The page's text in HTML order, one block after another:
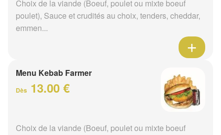
Choix de la viande (Boeuf, poulet ou mixte boeuf
poulet), Sauce et crudités au choix, tenders, cheddar,
emmen...
Menu Kebab Farmer
Dès 13.00 €
Choix de la viande (Boeuf, poulet ou mixte boeuf